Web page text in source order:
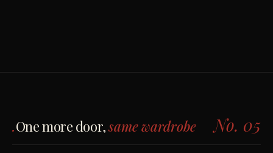
No. 05
One more door,same wardrobe.